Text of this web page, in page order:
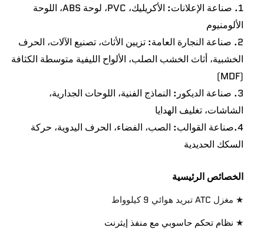
1. صناعة الإعلانات: الأكريليك، PVC، لوحة ABS، اللوحة
الألومنيوم
2. صناعة النجارة العامة: تزيين الأثاث، تصنيع الآلات، الحرف
الخشبية، أثاث الخشب الصلب، الألواح الليفية متوسطة الكثافة
(MDF)
3. صناعة الديكور: النماذج الفنية، اللوحات الجدارية،
الشاشات، تغليف الهدايا
4. صناعة القوالب: الصب، الفضاء، الحرف اليدوية، حركة
السكك الحديدية
الخصائص الرئيسية
★ مغزل ATC تبريد هوائي 9 كيلوواط
★ نظام تحكم حاسوبي مع منفذ إيثرنت